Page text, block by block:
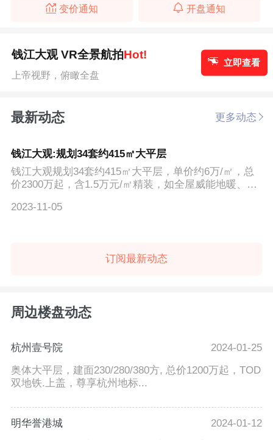
变价通知 开盘通知
钱江大观 VR全景航拍Hot!
上帝视野，俯瞰全盘
立即查看
最新动态 更多动态
钱江大观:规划34套约415㎡大平层
钱江大观规划34套约415㎡大平层，单价约6万/㎡，总
价2300万起，含1.5万元/㎡精装，如全屋威能地暖、大
2023-11-05
订阅最新动态
周边楼盘动态
杭州壹号院
2024-01-25
奥体大平层，建面230/280/380方, 总价1200万起，TOD
双地铁.上盖，尊享杭州地标...
明华誉港城
2024-01-12